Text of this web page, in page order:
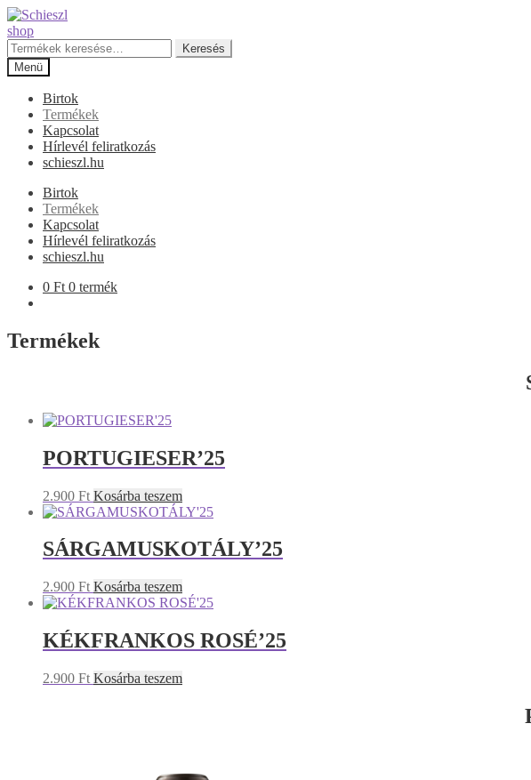
Ugrás
a
navigációhoz
Kilépés
a
tartalomba
Keresés
a
következőre:
Keresés
Menü
Birtok
Termékek
Kapcsolat
Hírlevél feliratkozás
schieszl.hu
Birtok
Termékek
Kapcsolat
Hírlevél feliratkozás
schieszl.hu
0 Ft 0 termék
Termékek
PORTUGIESER’25
2.900 Ft Kosárba teszem
SÁRGAMUSKOTÁLY’25
2.900 Ft Kosárba teszem
KÉKFRANKOS ROSÉ’25
2.900 Ft Kosárba teszem